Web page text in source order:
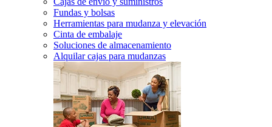
Fundas y bolsas
Herramientas para mudanza y elevación
Cinta de embalaje
Soluciones de almacenamiento
Alquilar cajas para mudanzas